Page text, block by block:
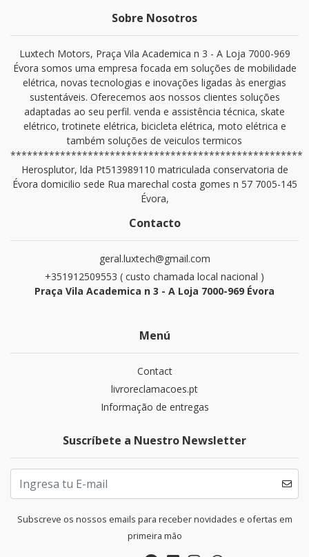
Sobre Nosotros
Luxtech Motors, Praça Vila Academica n 3 - A Loja 7000-969
Évora somos uma empresa focada em soluções de mobilidade
elétrica, novas tecnologias e inovações ligadas às energias
sustentáveis. Oferecemos aos nossos clientes soluções
adaptadas ao seu perfil. venda e assistência técnica, skate
elétrico, trotinete elétrica, bicicleta elétrica, moto elétrica e
também soluções de veiculos termicos
*****************************************************
Herosplutor, lda Pt513989110 matriculada conservatoria de
Évora domicilio sede Rua marechal costa gomes n 57 7005-145
Évora,
Contacto
geral.luxtech@gmail.com
+351912509553 ( custo chamada local nacional )
Praça Vila Academica n 3 - A Loja 7000-969 Évora
Menú
Contact
livroreclamacoes.pt
Informação de entregas
Suscríbete a Nuestro Newsletter
Subscreve os nossos emails para receber novidades e ofertas em
primeira mão